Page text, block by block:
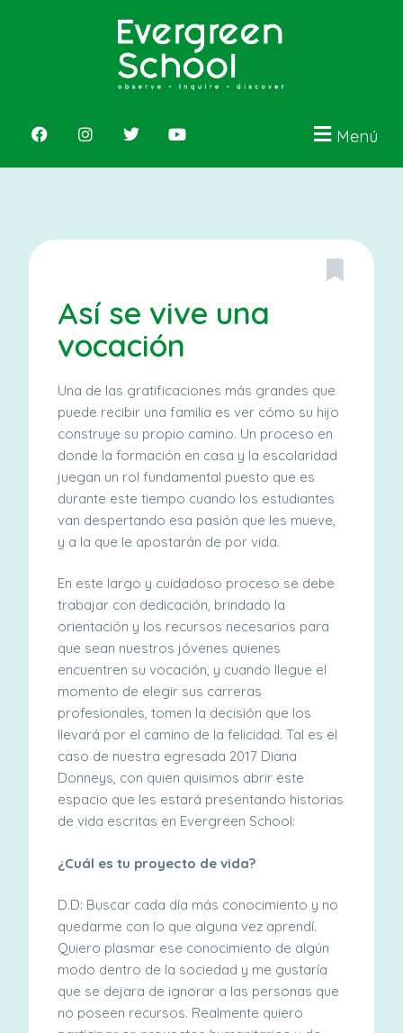
Menú
Así se vive una
vocación
Una de las gratificaciones más grandes que
puede recibir una familia es ver cómo su hijo
construye su propio camino. Un proceso en
donde la formación en casa y la escolaridad
juegan un rol fundamental puesto que es
durante este tiempo cuando los estudiantes
van despertando esa pasión que les mueve,
y a la que le apostarán de por vida.
En este largo y cuidadoso proceso se debe
trabajar con dedicación, brindado la
orientación y los recursos necesarios para
que sean nuestros jóvenes quienes
encuentren su vocación, y cuando llegue el
momento de elegir sus carreras
profesionales, tomen la decisión que los
llevará por el camino de la felicidad. Tal es el
caso de nuestra egresada 2017 Diana
Donneys, con quien quisimos abrir este
espacio que les estará presentando historias
de vida escritas en Evergreen School:
¿Cuál es tu proyecto de vida?
D.D: Buscar cada día más conocimiento y no
quedarme con lo que alguna vez aprendí.
Quiero plasmar ese conocimiento de algún
modo dentro de la sociedad y me gustaría
que se dejara de ignorar a las personas que
no poseen recursos. Realmente quiero